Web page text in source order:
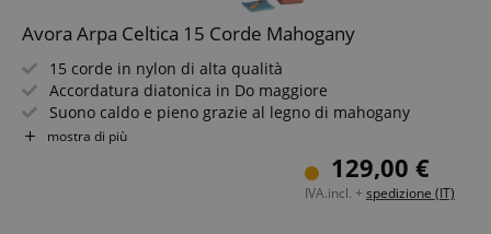
Avora Arpa Celtica 15 Corde Mahogany
15 corde in nylon di alta qualità
Accordatura diatonica in Do maggiore
Suono caldo e pieno grazie al legno di mahogany
Maneggevole e leggera - ideale per casa e viaggio
mostra di più
129,00 €
IVA.incl. + spedizione (IT)